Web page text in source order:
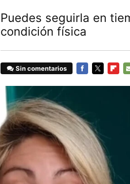
Puedes seguirla en
condición física
Sin comentarios